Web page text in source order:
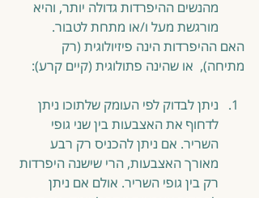
מהנשים ההיפרדות גדולה יותר, והיא
מורגשת מעל ו/או מתחת לטבור.
האם ההיפרדות הינה פיזיולוגית (רק
מתיחה),  או שהינה פתולוגית (קיים קרע):
ניתן לבדוק לפי העומק שלתוכו ניתן
לדחוף את האצבעות בין שני גופי
השריר. אם ניתן להכניס רק רבע
מאורך האצבעות, הרי שישנה היפרדות
רק בין גופי השריר. אולם אם ניתן